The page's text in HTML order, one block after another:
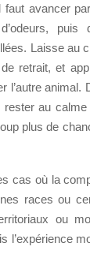
faut avancer
puis
Laisse au
retrait, et
l’autre animal.
rester au
plus de
cas où la
races ou
ou
l’expérience